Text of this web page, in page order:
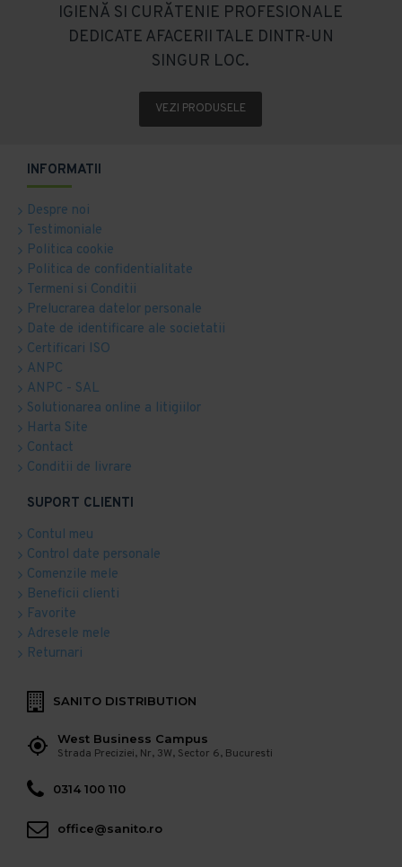
IGIENĂ SI CURĂTENIE PROFESIONALE
DEDICATE AFACERII TALE DINTR-UN
SINGUR LOC.
VEZI PRODUSELE
INFORMATII
Despre noi
Testimoniale
Politica cookie
Politica de confidentialitate
Termeni si Conditii
Prelucrarea datelor personale
Date de identificare ale societatii
Certificari ISO
ANPC
ANPC - SAL
Solutionarea online a litigiilor
Harta Site
Contact
Conditii de livrare
SUPORT CLIENTI
Contul meu
Control date personale
Comenzile mele
Beneficii clienti
Favorite
Adresele mele
Returnari
SANITO DISTRIBUTION
West Business Campus
Strada Preciziei, Nr, 3W, Sector 6, Bucuresti
0314 100 110
office@sanito.ro